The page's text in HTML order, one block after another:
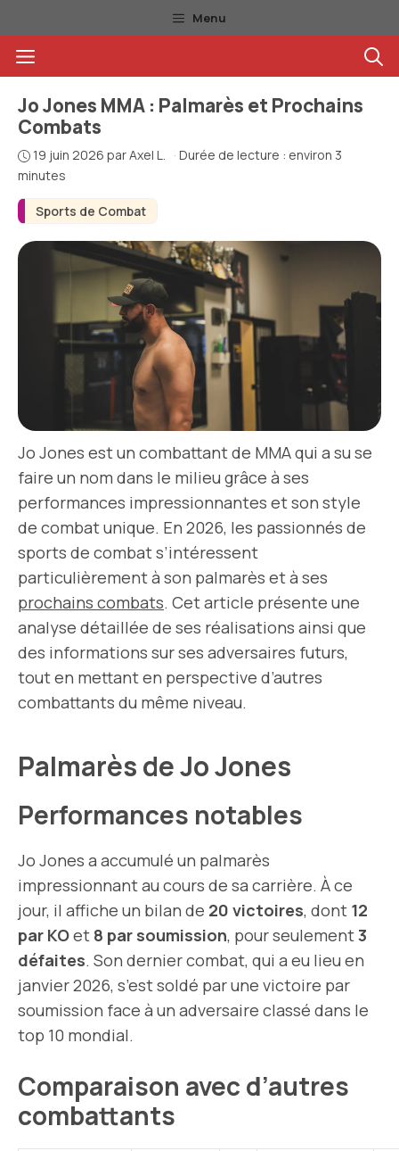
au
contenu
Menu
Menu
Sports de Combat
Jo Jones MMA : Palmarès et Prochains
Combats
19 juin 2026 parAxel L. · Durée de lecture : environ 3
minutes
Jo Jones est un combattant de MMA qui a su se
faire un nom dans le milieu grâce à ses
performances impressionnantes et son style
de combat unique. En 2026, les passionnés de
sports de combat s’intéressent
particulièrement à son palmarès et à ses
prochains combats. Cet article présente une
analyse détaillée de ses réalisations ainsi que
des informations sur ses adversaires futurs,
tout en mettant en perspective d’autres
combattants du même niveau.
Palmarès de Jo Jones
Performances notables
Jo Jones a accumulé un palmarès
impressionnant au cours de sa carrière. À ce
jour, il affiche un bilan de 20 victoires, dont 12
par KOet 8 par soumission, pour seulement3
défaites. Son dernier combat, qui a eu lieu en
janvier 2026, s’est soldé par une victoire par
soumission face à un adversaire classé dans le
top 10 mondial.
Comparaison avec d’autres
combattants